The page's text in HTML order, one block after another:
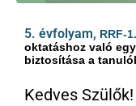
5. évfolyam, RRF-
oktatáshoz való
biztosítása a
Kedves Szülők!